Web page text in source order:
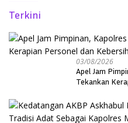
Terkini
03/08/2026
Apel Jam
Tekankan